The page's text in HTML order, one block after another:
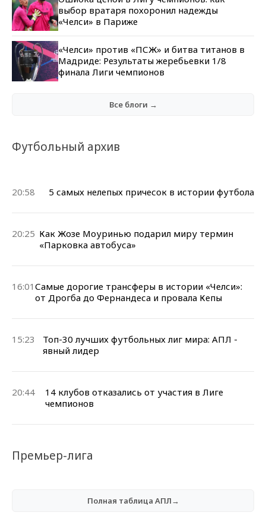
выбор вратаря похоронил надежды
«Челси» в Париже
«Челси» против «ПСЖ» и битва титанов в
Мадриде: Результаты жеребьевки 1/8
финала Лиги чемпионов
Все блоги →
Футбольный архив
20:58 5 самых нелепых причесок в истории футбола
20:25 Как Жозе Моуринью подарил миру термин
«Парковка автобуса»
16:01 Самые дорогие трансферы в истории «Челси»:
от Дрогба до Фернандеса и провала Кепы
15:23
Топ-30 лучших футбольных лиг мира: АПЛ -
явный лидер
20:44
14 клубов отказались от участия в Лиге
чемпионов
Премьер-лига
Полная таблица АПЛ→